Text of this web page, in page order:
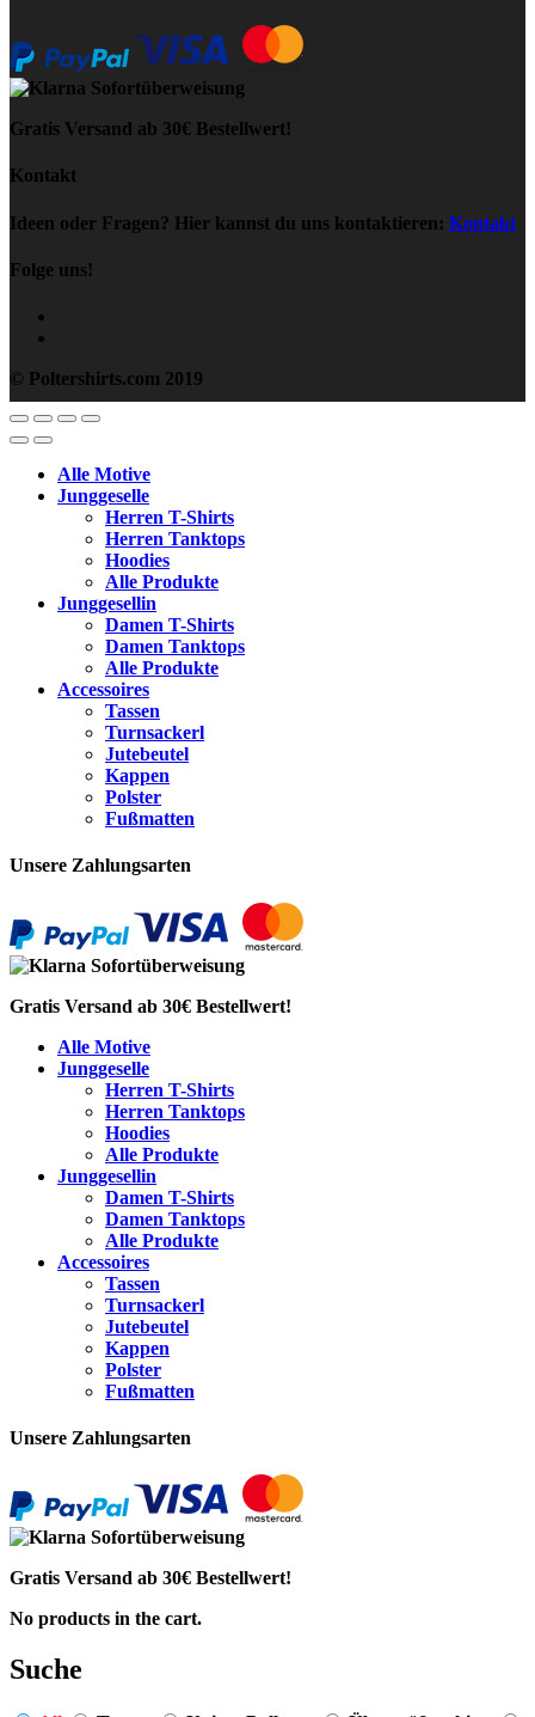
Gratis Versand ab 30€ Bestellwert!
Kontakt
Ideen oder Fragen? Hier kannst du uns kontaktieren: Kontakt
Folge uns!
© Poltershirts.com 2019
Alle Motive
Junggeselle
Herren T-Shirts
Herren Tanktops
Hoodies
Alle Produkte
Junggesellin
Damen T-Shirts
Damen Tanktops
Alle Produkte
Accessoires
Tassen
Turnsackerl
Jutebeutel
Kappen
Polster
Fußmatten
Unsere Zahlungsarten
Gratis Versand ab 30€ Bestellwert!
Alle Motive
Junggeselle
Herren T-Shirts
Herren Tanktops
Hoodies
Alle Produkte
Junggesellin
Damen T-Shirts
Damen Tanktops
Alle Produkte
Accessoires
Tassen
Turnsackerl
Jutebeutel
Kappen
Polster
Fußmatten
Unsere Zahlungsarten
Gratis Versand ab 30€ Bestellwert!
No products in the cart.
Suche